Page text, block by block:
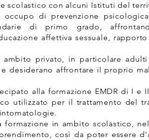
scolastico con alcuni Istituti del
di prevenzione
di primo grado,
affettiva sessuale,
privato, in particolare
desiderano affrontare il proprio
alla formazione EMDR di I e
utilizzato per il trattamento del
formazione in ambito scolastico,
così da poter essere